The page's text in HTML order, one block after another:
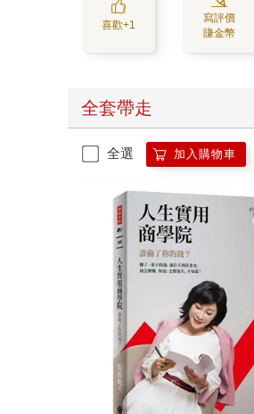
喜歡+1
寫評價
賺金幣
全套帶走
全選 加入購物車